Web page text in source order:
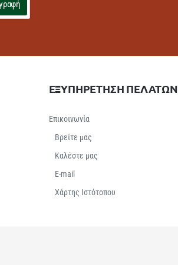
ΕΞΥΠΗΡΕΤΗΣΗ ΠΕΛΑΤΩΝ
Επικοινωνία
Βρείτε μας
Καλέστε μας
E-mail
Χάρτης Ιστότοπου